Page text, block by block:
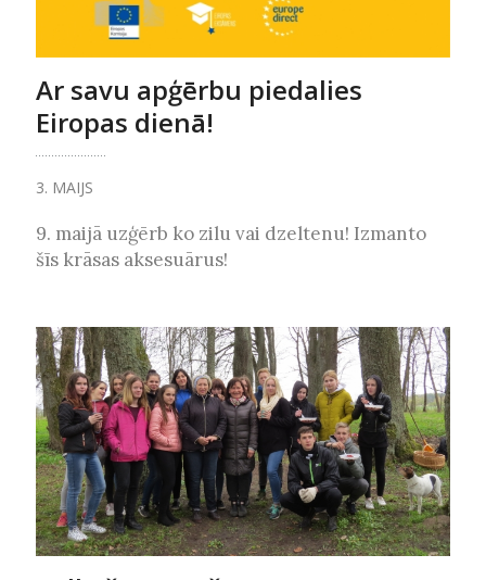
Ar savu apģērbu piedalies
Eiropas dienā!
3. MAIJS
9. maijā uzģērb ko zilu vai dzeltenu! Izmanto
šīs krāsas aksesuārus!